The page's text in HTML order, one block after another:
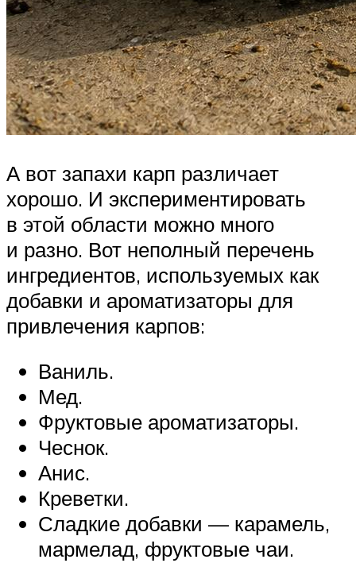
А вот запахи карп различает
хорошо. И экспериментировать
в этой области можно много
и разно. Вот неполный перечень
ингредиентов, используемых как
добавки и ароматизаторы для
привлечения карпов:
Ваниль.
Мед.
Фруктовые ароматизаторы.
Чеснок.
Анис.
Креветки.
Сладкие добавки — карамель,
мармелад, фруктовые чаи.